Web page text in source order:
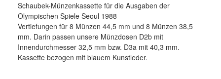
Schaubek-Münzenkassette für die Ausgaben der
Olympischen Spiele Seoul 1988
Vertiefungen für 8 Münzen 44,5 mm und 8 Münzen 38,5
mm. Darin passen unsere Münzdosen D2b mit
Innendurchmesser 32,5 mm bzw. D3a mit 40,3 mm.
Kassette bezogen mit blauem Kunstleder.